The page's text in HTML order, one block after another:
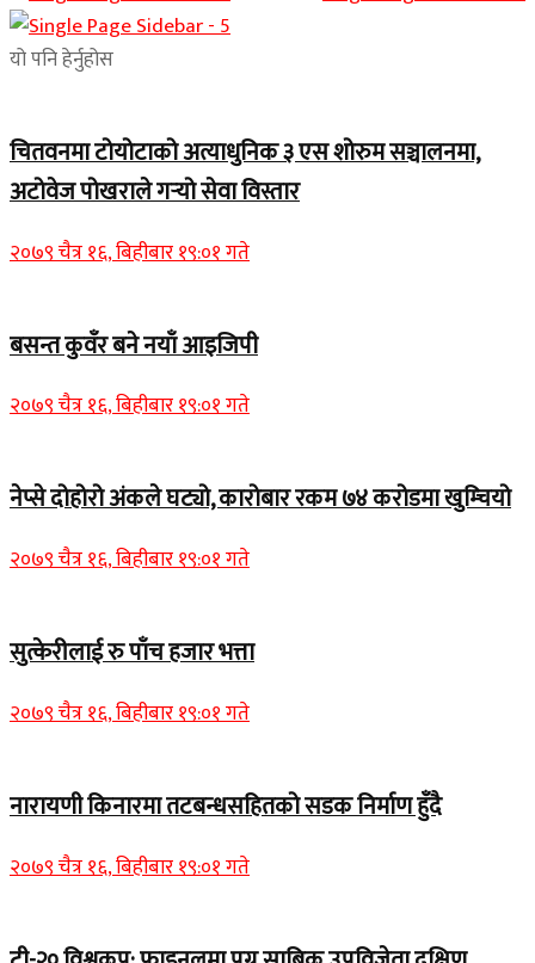
यो पनि हेर्नुहोस
चितवनमा टोयोटाको अत्याधुनिक ३ एस शोरुम सञ्चालनमा,
अटोवेज पोखराले गर्‍यो सेवा विस्तार
२०७९ चैत्र १६, बिहीबार १९:०१ गते
बसन्त कुवँर बने नयाँ आइजिपी
२०७९ चैत्र १६, बिहीबार १९:०१ गते
नेप्से दोहोरो अंकले घट्यो, कारोबार रकम ७४ करोडमा खुम्चियो
२०७९ चैत्र १६, बिहीबार १९:०१ गते
सुत्केरीलाई रु पाँच हजार भत्ता
२०७९ चैत्र १६, बिहीबार १९:०१ गते
नारायणी किनारमा तटबन्धसहितको सडक निर्माण हुँदै
२०७९ चैत्र १६, बिहीबार १९:०१ गते